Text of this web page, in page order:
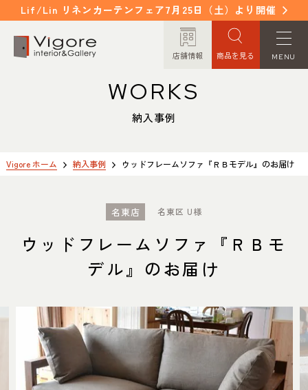
Lif/Lin リネンカーテンフェア7月25日（土）より開催
店舗情報 商品を見る MENU
イベント/ニュース
ITEM
WORKS
よくあるご質問
コラム
SHOP INFO
店舗情報
NAKAGAWA
中川店
ORDER MADE
オーダーメイド
CONTACT
お問い合わせ
PRIVACY POLICY
プライバシーポリシー
WORKS
納入事例
Vigore ホーム 納入事例 ウッドフレームソファ『ＲＢモデル』のお届け
名東店 名東区 U様
ウッドフレームソファ『ＲＢモ
デル』のお届け